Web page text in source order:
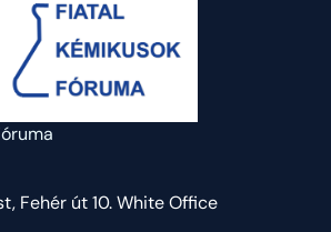
Fehér út 10. White Office